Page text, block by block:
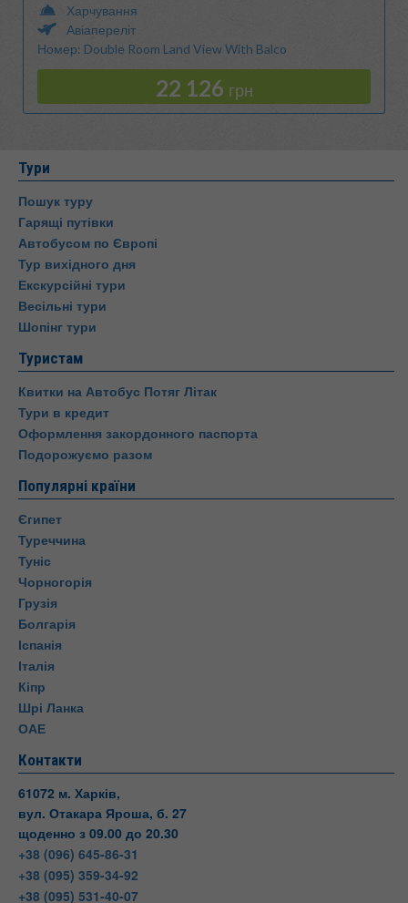
Харчування
Авіапереліт
Номер: Double Room Land View With Balco
22 126 грн
Тури
Пошук туру
Гарящі путівки
Автобусом по Європі
Тур вихідного дня
Екскурсійні тури
Весільні тури
Шопінг тури
Туристам
Квитки на Автобус Потяг Літак
Тури в кредит
Оформлення закордонного паспорта
Подорожуємо разом
Популярні країни
Єгипет
Туреччина
Туніс
Чорногорія
Грузія
Болгарія
Іспанія
Італія
Кіпр
Шрі Ланка
ОАЕ
Контакти
61072 м. Харків,
вул. Отакара Яроша, б. 27
щоденно з 09.00 до 20.30
+38 (096) 645-86-31
+38 (095) 359-34-92
+38 (095) 531-40-07